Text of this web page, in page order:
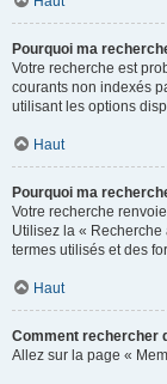
Pourquoi ma
Votre recherche est
courants non indexés
utilisant les options
Haut
Pourquoi ma
Votre recherche
Utilisez la «
termes utilisés et des
Haut
Comment rechercher
Allez sur la page «